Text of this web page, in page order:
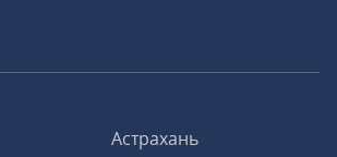
Астрахань